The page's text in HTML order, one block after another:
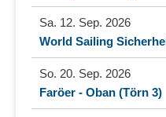
Sa. 12. Sep. 2026
World Sailing
So. 20. Sep. 2026
Faröer - Oban (Törn 3)